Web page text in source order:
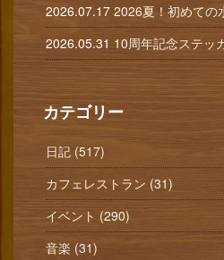
2026.07.17 2026夏！初めての
2026.05.31 10周年記念ステッ
カテゴリー
日記 (517)
カフェレストラン (31)
イベント (290)
音楽 (31)